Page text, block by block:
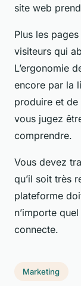
site web
Plus les
visiteurs qui
L’ergonomie
encore par la
produire et de
vous jugez
comprendre.
Vous devez
qu’il soit très
plateforme
n’importe
connecte.
Marketing